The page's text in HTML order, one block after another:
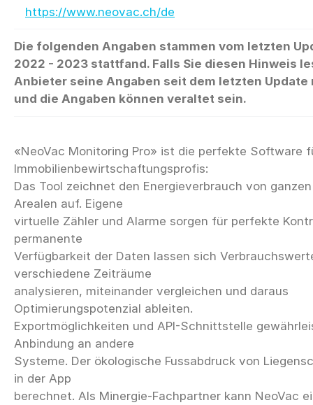
https://www.neovac.ch/de
Die folgenden Angaben stammen vom letzten
2022 - 2023 stattfand. Falls Sie diesen Hinweis
Anbieter seine Angaben seit dem letzten
und die Angaben können veraltet sein.
«NeoVac Monitoring Pro» ist die perfekte Software
Immobilienbewirtschaftungsprofis:
Das Tool zeichnet den Energieverbrauch von
Arealen auf. Eigene
virtuelle Zähler und Alarme sorgen für perfekte
permanente
Verfügbarkeit der Daten lassen sich
verschiedene Zeiträume
analysieren, miteinander vergleichen und daraus
Optimierungspotenzial ableiten.
Exportmöglichkeiten und API-Schnittstelle
Anbindung an andere
Systeme. Der ökologische Fussabdruck von
in der App
berechnet. Als Minergie-Fachpartner kann NeoVac